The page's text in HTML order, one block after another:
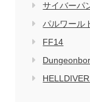
サイバーパ
パルワール
FF14